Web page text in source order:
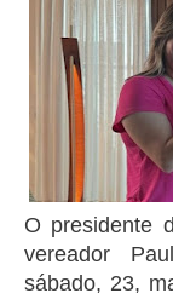
O presidente
vereador
sábado, 23,